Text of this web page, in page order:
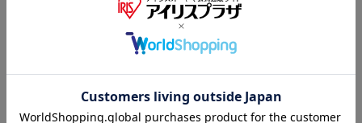
・子猫に適した栄養設計
室内猫用 フィッシュ味挽き小魚とささみフリーズドライパ
ウダー入り